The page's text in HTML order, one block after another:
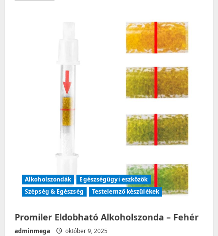
Alkoholszondák
Egészségügyi eszközök
Szépség & Egészség
Testelemző készülékek
Promiler Eldobható Alkoholszonda – Fehér
adminmega október 9, 2025